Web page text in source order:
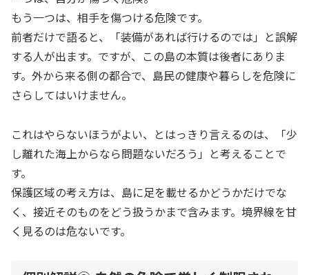
もう一つは、相手を傷つける危険です。
前者だけで語ると、「装備があれば行けるのでは」と誤解
する人が出ます。ですが、この島の本質は後者にありま
す。外から来る側の都合で、島民の健康や暮らしを危険に
さらしてはいけません。
これはやらないほうがよい、とはっきり言えるのは、「少
し離れた海上からなら問題ないだろう」と考えることで
す。
保護区域の考え方は、島に足を載せるかどうかだけでな
く、接近そのものをどう扱うかまで含みます。境界線を甘
く見るのは危ないです。